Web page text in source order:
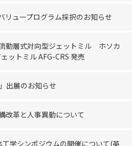
ュープログラム採択のお知らせ
動層式対向型ジェットミル ホソカ
ットミル AFG-CRS 発売
出展のお知らせ
改革と人事異動について
学シンポジウムの開催について(英